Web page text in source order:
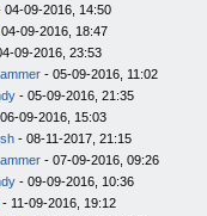
04-09-2016, 14:50
09-2016, 18:47
09-2016, 23:53
- 05-09-2016, 11:02
- 05-09-2016, 21:35
09-2016, 15:03
- 08-11-2017, 21:15
- 07-09-2016, 09:26
- 09-09-2016, 10:36
- 11-09-2016, 19:12